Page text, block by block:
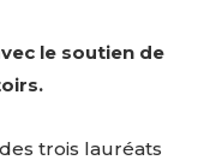
le soutien de
trois lauréats